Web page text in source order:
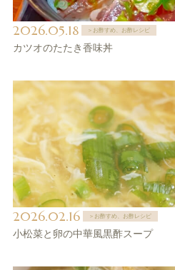
2026.05.18 ＞お酢すめ、お酢レシピ
カツオのたたき香味丼
2026.02.16 ＞お酢すめ、お酢レシピ
小松菜と卵の中華風黒酢スープ